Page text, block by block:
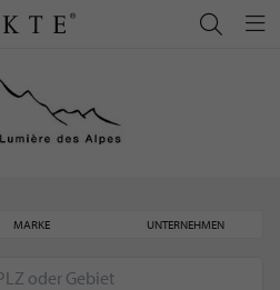
MARKE UNTERNEHMEN